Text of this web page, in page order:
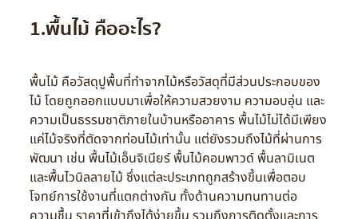
1.พื้นไม้ คืออะไร?
พื้นไม้ คือวัสดุปูพื้นที่ทำจากไม้หรือวัสดุที่มีส่วนประกอบของ
ไม้ โดยถูกออกแบบมาเพื่อให้ความสวยงาม ความอบอุ่น และ
ความเป็นธรรมชาติภายในบ้านหรืออาคาร พื้นไม้ไม่ได้มีเพียง
แค่ไม้จริงที่ตัดจากท่อนไม้เท่านั้น แต่ยังรวมถึงไม้ที่ผ่านการ
พัฒนา เช่น พื้นไม้เอ็นจิเนียร์ พื้นไม้คอมพาวด์ พื้นลามิเนต
และพื้นไวนิลลายไม้ ซึ่งแต่ละประเภทถูกสร้างขึ้นเพื่อตอบ
โจทย์การใช้งานที่แตกต่างกัน ทั้งด้านความทนทานต่อ